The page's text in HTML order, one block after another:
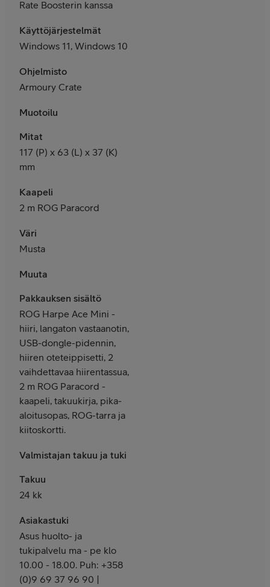
Rate Boosterin kanssa
Käyttöjärjestelmät
Windows 11, Windows 10
Ohjelmisto
Armoury Crate
Muotoilu
Mitat
117 (P) x 63 (L) x 37 (K)
mm
Kaapeli
2 m ROG Paracord
Väri
Musta
Muuta
Pakkauksen sisältö
ROG Harpe Ace Mini -
hiiri, langaton vastaanotin,
USB-dongle-pidennin,
hiiren oteteippisetti, 2
vaihdettavaa hiirentassua,
2 m ROG Paracord -
kaapeli, takuukirja, pika-
aloitusopas, ROG-tarra ja
kiitoskortti.
Valmistajan takuu ja tuki
Takuu
24 kk
Asiakastuki
Asus huolto- ja
tukipalvelu ma - pe klo
10.00 - 18.00. Puh: +358
(0)9 69 37 96 90 |